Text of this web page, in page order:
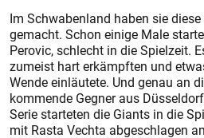
Im Schwabenland haben sie
gemacht. Schon einige Male
Perovic, schlecht in die Spielzeit.
zumeist hart erkämpften und
Wende einläutete. Und genau an
kommende Gegner aus
Serie starteten die Giants in die
mit Rasta Vechta abgeschlagen